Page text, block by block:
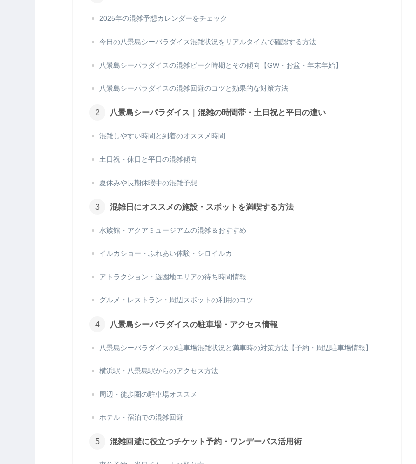
2025年の混雑予想カレンダーをチェック
今日の八景島シーパラダイス混雑状況をリアルタイムで確認する方法
八景島シーパラダイスの混雑ピーク時期とその傾向【GW・お盆・年末年始】
八景島シーパラダイスの混雑回避のコツと効果的な対策方法
八景島シーパラダイス｜混雑の時間帯・土日祝と平日の違い
混雑しやすい時間と到着のオススメ時間
土日祝・休日と平日の混雑傾向
夏休みや長期休暇中の混雑予想
混雑日にオススメの施設・スポットを満喫する方法
水族館・アクアミュージアムの混雑＆おすすめ
イルカショー・ふれあい体験・シロイルカ
アトラクション・遊園地エリアの待ち時間情報
グルメ・レストラン・周辺スポットの利用のコツ
八景島シーパラダイスの駐車場・アクセス情報
八景島シーパラダイスの駐車場混雑状況と満車時の対策方法【予約・周辺駐車場情報】
横浜駅・八景島駅からのアクセス方法
周辺・徒歩圏の駐車場オススメ
ホテル・宿泊での混雑回避
混雑回避に役立つチケット予約・ワンデーパス活用術